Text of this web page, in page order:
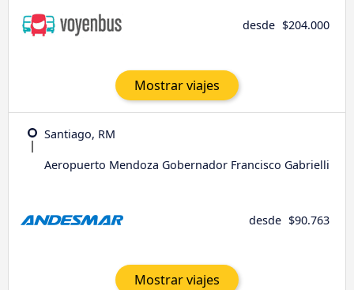
desde $204.000
Mostrar viajes
Santiago, RM
Aeropuerto Mendoza Gobernador Francisco Gabrielli
desde $90.763
Mostrar viajes